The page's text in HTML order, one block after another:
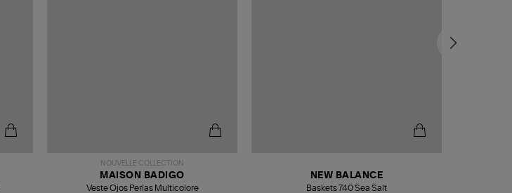
NOUVELLE COLLECTION
MAISON BADIGO
Veste Ojos Perlas Multicolore
NEW BALANCE
Baskets 740 Sea Salt